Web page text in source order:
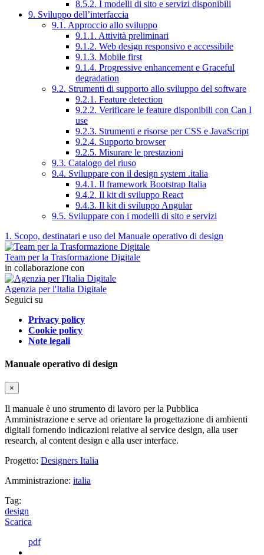
8.5.2. I modelli di sito e servizi disponibili
9. Sviluppo dell’interfaccia
9.1. Approccio allo sviluppo
9.1.1. Attività preliminari
9.1.2. Web design responsivo e accessibile
9.1.3. Mobile first
9.1.4. Progressive enhancement e Graceful
degradation
9.2. Strumenti di supporto allo sviluppo del software
9.2.1. Feature detection
9.2.2. Verificare le feature disponibili con Can I
use
9.2.3. Strumenti e risorse per CSS e JavaScript
9.2.4. Supporto browser
9.2.5. Misurare le prestazioni
9.3. Catalogo del riuso
9.4. Sviluppare con il design system .italia
9.4.1. Il framework Bootstrap Italia
9.4.2. Il kit di sviluppo React
9.4.3. Il kit di sviluppo Angular
9.5. Sviluppare con i modelli di sito e servizi
1. Scopo, destinatari e uso del Manuale operativo di design
Team per la Trasformazione Digitale
in collaborazione con
Agenzia per l'Italia Digitale
Seguici su
Privacy policy
Cookie policy
Note legali
Manuale operativo di design
×
Il manuale è uno strumento di lavoro per la Pubblica
Amministrazione e serve ad orientare la progettazione di ambienti
digitali fornendo indicazioni relative al service design, alla user
research, al content design e alla user interface.
Progetto: Designers Italia
Amministrazione: italia
Tag:
design
Scarica
pdf